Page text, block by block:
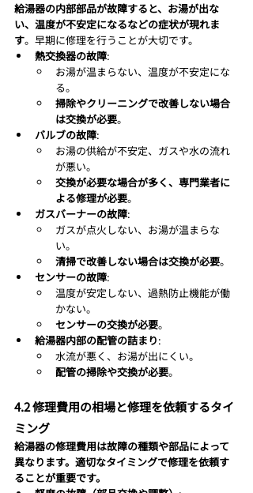
給湯器の内部部品が故障すると、お湯が出な
い、温度が不安定になるなどの症状が現れま
す。早期に修理を行うことが大切です。
熱交換器の故障:
お湯が温まらない、温度が不安定にな
る。
掃除やクリーニングで改善しない場合
は交換が必要。
バルブの故障:
お湯の供給が不安定、ガスや水の流れ
が悪い。
交換が必要な場合が多く、専門業者に
よる修理が必要。
ガスバーナーの故障:
ガスが点火しない、お湯が温まらな
い。
清掃で改善しない場合は交換が必要。
センサーの故障:
温度が安定しない、過熱防止機能が働
かない。
センサーの交換が必要。
給湯器内部の配管の詰まり:
水流が悪く、お湯が出にくい。
配管の掃除や交換が必要。
4.2 修理費用の相場と修理を依頼するタイ
ミング
給湯器の修理費用は故障の種類や部品によって
異なります。適切なタイミングで修理を依頼す
ることが重要です。